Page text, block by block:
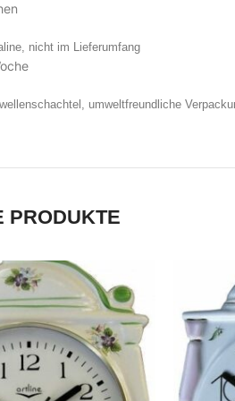
nicht im Lieferumfang
umweltfreundliche
PRODUKTE